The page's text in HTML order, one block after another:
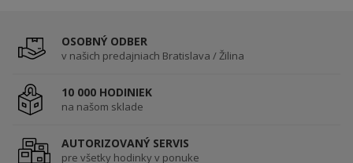
OSOBNÝ ODBER
v našich predajniach Bratislava / Žilina
10 000 HODINIEK
na našom sklade
AUTORIZOVANÝ SERVIS
pre všetky hodinky v ponuke